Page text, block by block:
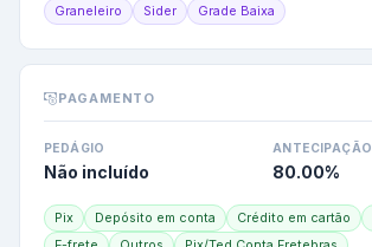
Graneleiro Sider Grade Baixa
PAGAMENTO
PEDÁGIO
Não incluído
ANTECIPAÇÃO
80.00%
Pix Depósito em conta Crédito em cartão